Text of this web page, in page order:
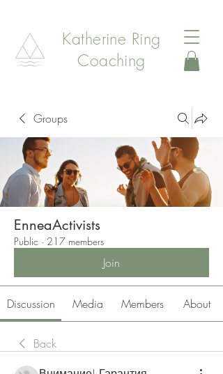
Katherine Ring
Coaching
Groups
EnneaActivists
Public · 217 members
Join
Discussion Media Members About
Back